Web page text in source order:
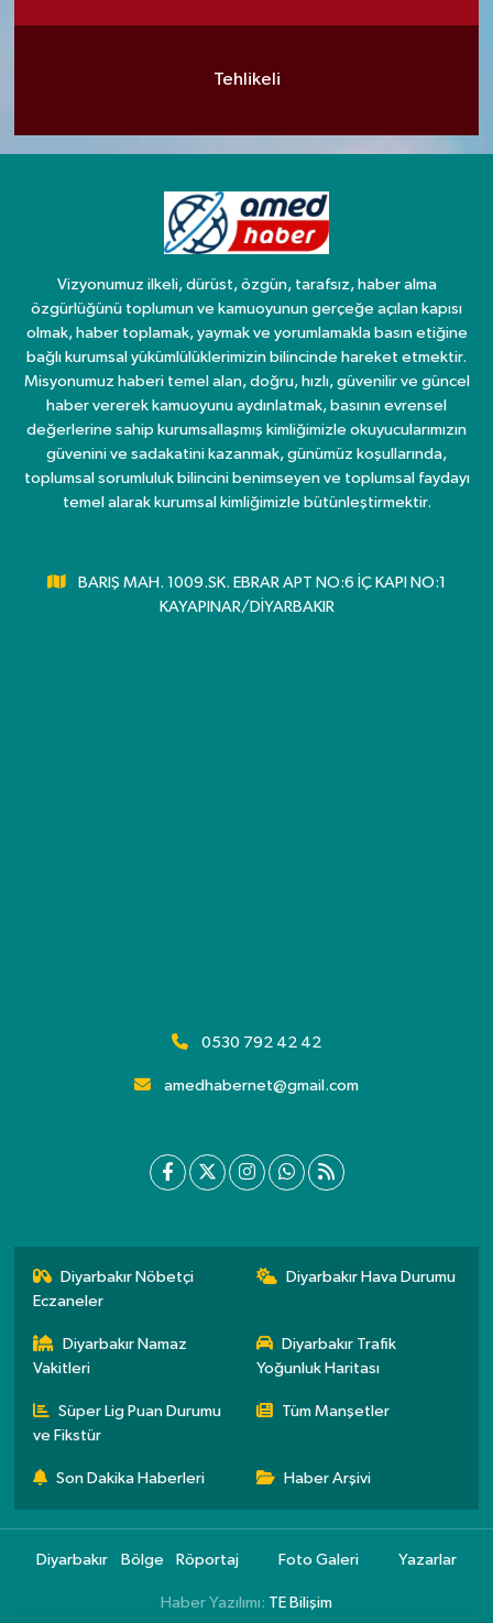
Tehlikeli
Vizyonumuz ilkeli, dürüst, özgün, tarafsız, haber alma
özgürlüğünü toplumun ve kamuoyunun gerçeğe açılan kapısı
olmak, haber toplamak, yaymak ve yorumlamakla basın etiğine
bağlı kurumsal yükümlülüklerimizin bilincinde hareket etmektir.
Misyonumuz haberi temel alan, doğru, hızlı, güvenilir ve güncel
haber vererek kamuoyunu aydınlatmak, basının evrensel
değerlerine sahip kurumsallaşmış kimliğimizle okuyucularımızın
güvenini ve sadakatini kazanmak, günümüz koşullarında,
toplumsal sorumluluk bilincini benimseyen ve toplumsal faydayı
temel alarak kurumsal kimliğimizle bütünleştirmektir.
BARIŞ MAH. 1009.SK. EBRAR APT NO:6 İÇ KAPI NO:1
KAYAPINAR/DİYARBAKIR
0530 792 42 42
amedhabernet@gmail.com
Diyarbakır Nöbetçi
Eczaneler
Diyarbakır Hava Durumu
Diyarbakır Namaz
Vakitleri
Diyarbakır Trafik
Yoğunluk Haritası
Süper Lig Puan Durumu
ve Fikstür
Tüm Manşetler
Son Dakika Haberleri Haber Arşivi
Diyarbakır Bölge Röportaj Foto Galeri Yazarlar
Haber Yazılımı: TE Bilişim